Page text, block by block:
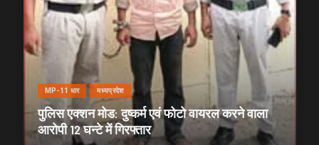
MP-11 धार मध्यप्रदेश
पुलिस एक्शन मोड: दुष्कर्म एवं फोटो वायरल करने वाला
आरोपी 12 घन्टे में गिरफ्तार